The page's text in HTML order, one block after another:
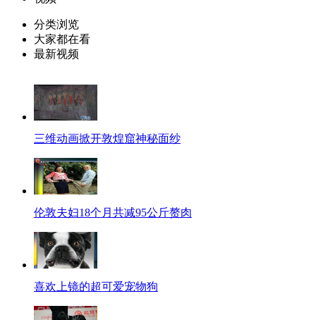
分类浏览
大家都在看
最新视频
三维动画掀开敦煌窟神秘面纱
伦敦夫妇18个月共减95公斤赘肉
喜欢上镜的超可爱宠物狗